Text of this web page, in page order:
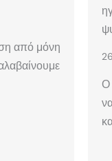
από μόνη
Ο